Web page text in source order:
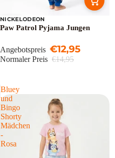
Sale
NICKELODEON
Paw Patrol Pyjama Jungen
Angebotspreis €12,95
Normaler Preis €14,95
Bluey
und
Bingo
Shorty
Mädchen
-
Rosa